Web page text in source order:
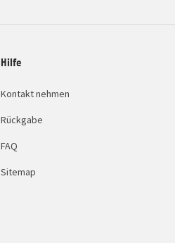
Hilfe
Kontakt nehmen
Rückgabe
FAQ
Sitemap